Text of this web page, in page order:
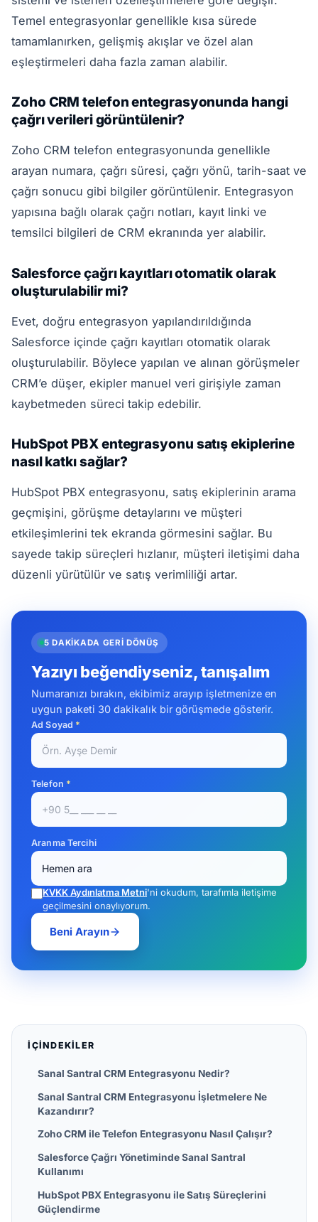
Temel entegrasyonlar genellikle kısa sürede
tamamlanırken, gelişmiş akışlar ve özel alan
eşleştirmeleri daha fazla zaman alabilir.
Zoho CRM telefon entegrasyonunda hangi
çağrı verileri görüntülenir?
Zoho CRM telefon entegrasyonunda genellikle
arayan numara, çağrı süresi, çağrı yönü, tarih-saat ve
çağrı sonucu gibi bilgiler görüntülenir. Entegrasyon
yapısına bağlı olarak çağrı notları, kayıt linki ve
temsilci bilgileri de CRM ekranında yer alabilir.
Salesforce çağrı kayıtları otomatik olarak
oluşturulabilir mi?
Evet, doğru entegrasyon yapılandırıldığında
Salesforce içinde çağrı kayıtları otomatik olarak
oluşturulabilir. Böylece yapılan ve alınan görüşmeler
CRM’e düşer, ekipler manuel veri girişiyle zaman
kaybetmeden süreci takip edebilir.
HubSpot PBX entegrasyonu satış ekiplerine
nasıl katkı sağlar?
HubSpot PBX entegrasyonu, satış ekiplerinin arama
geçmişini, görüşme detaylarını ve müşteri
etkileşimlerini tek ekranda görmesini sağlar. Bu
sayede takip süreçleri hızlanır, müşteri iletişimi daha
düzenli yürütülür ve satış verimliliği artar.
5 DAKIKADA GERI DÖNÜŞ
Yazıyı beğendiyseniz, tanışalım
Numaranızı bırakın, ekibimiz arayıp işletmenize en
uygun paketi 30 dakikalık bir görüşmede gösterir.
Ad Soyad *
Telefon *
Aranma Tercihi
KVKK Aydınlatma Metni'ni okudum, tarafımla iletişime
geçilmesini onaylıyorum.
Beni Arayın
İÇINDEKILER
Sanal Santral CRM Entegrasyonu Nedir?
Sanal Santral CRM Entegrasyonu İşletmelere Ne
Kazandırır?
Zoho CRM ile Telefon Entegrasyonu Nasıl Çalışır?
Salesforce Çağrı Yönetiminde Sanal Santral
Kullanımı
HubSpot PBX Entegrasyonu ile Satış Süreçlerini
Güçlendirme